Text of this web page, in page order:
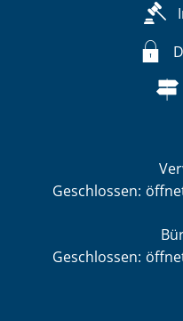
Klicken, um
Geschlossen:
Klicken, um
Geschlossen: